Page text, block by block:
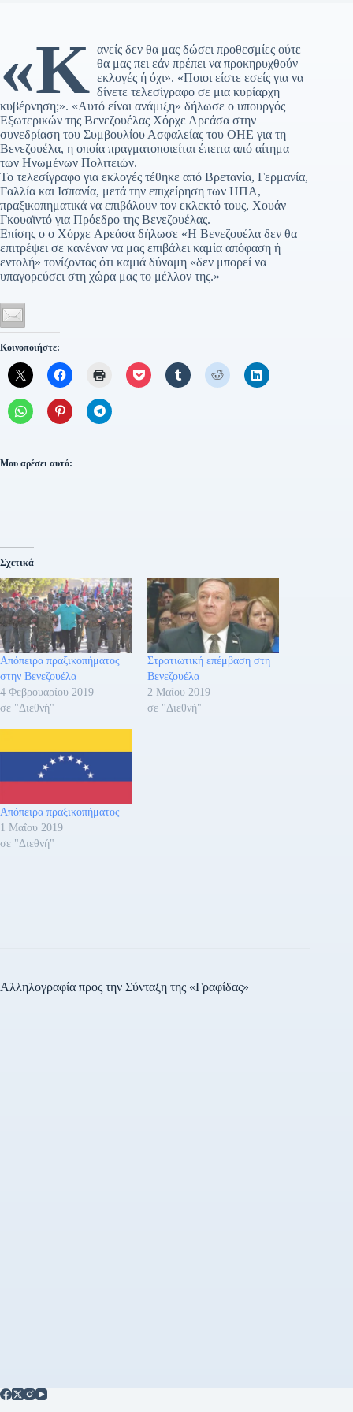
«Κ ανείς δεν θα μας δώσει προθεσμίες ούτε
θα μας πει εάν πρέπει να προκηρυχθούν
εκλογές ή όχι». «Ποιοι είστε εσείς για να
δίνετε τελεσίγραφο σε μια κυρίαρχη
κυβέρνηση;». «Αυτό είναι ανάμιξη» δήλωσε ο υπουργός
Εξωτερικών της Βενεζουέλας Χόρχε Αρεάσα στην
συνεδρίαση του Συμβουλίου Ασφαλείας του ΟΗΕ για τη
Βενεζουέλα, η οποία πραγματοποιείται έπειτα από αίτημα
των Ηνωμένων Πολιτειών.
Το τελεσίγραφο για εκλογές τέθηκε από Βρετανία, Γερμανία,
Γαλλία και Ισπανία, μετά την επιχείρηση των ΗΠΑ,
πραξικοπηματικά να επιβάλουν τον εκλεκτό τους, Χουάν
Γκουαϊντό για Πρόεδρο της Βενεζουέλας.
Επίσης ο ο Χόρχε Aρεάσα δήλωσε «Η Βενεζουέλα δεν θα
επιτρέψει σε κανέναν να μας επιβάλει καμία απόφαση ή
εντολή» τονίζοντας ότι καμιά δύναμη «δεν μπορεί να
υπαγορεύσει στη χώρα μας το μέλλον της.»
Κοινοποιήστε:
Μου αρέσει αυτό:
Σχετικά
Απόπειρα πραξικοπήματος
στην Βενεζουέλα
4 Φεβρουαρίου 2019
σε "Διεθνή"
Στρατιωτική επέμβαση στη
Βενεζουέλα
2 Μαΐου 2019
σε "Διεθνή"
Απόπειρα πραξικοπήματος
1 Μαΐου 2019
σε "Διεθνή"
Αλληλογραφία προς την Σύνταξη της «Γραφίδας»